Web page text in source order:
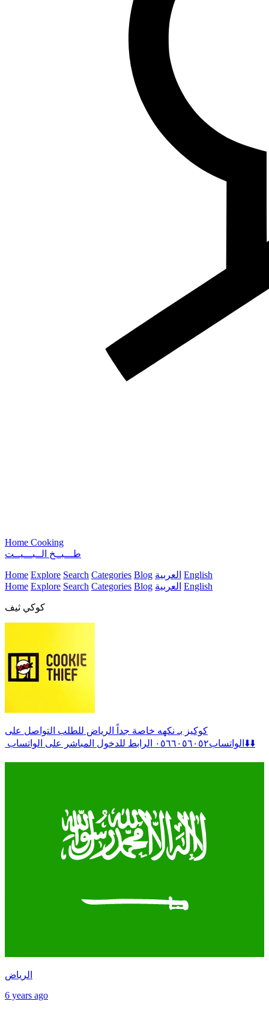
Home Cooking
طـــبــخ الــبـــيــت
Home Explore Search Categories Blog العربية English
Home Explore Search Categories Blog العربية English
كوكي ثيف
كوكيز بـ نكهه خاصة جداً الرياض للطلب التواصل على
الواتساب٠٥٦٦٠٥٦٠٥٢ الرابط للدخول المباشر على الواتساب ‏⬇️⬇️
الرياض
6 years ago